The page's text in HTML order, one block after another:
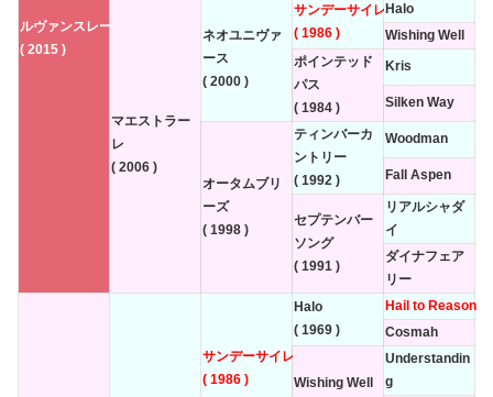
ルヴァンスレーヴ
( 2015 )
マエストラー
レ
( 2006 )
ネオユニヴァ
ース
( 2000 )
サンデーサイレンス
( 1986 )
Halo
Wishing Well
ポインテッド
パス
( 1984 )
Kris
Silken Way
オータムブリ
ーズ
( 1998 )
ティンバーカ
ントリー
( 1992 )
Woodman
Fall Aspen
セプテンバー
ソング
( 1991 )
リアルシャダ
イ
ダイナフェア
リー
サンデーサイレンス
( 1986 )
Halo
( 1969 )
Hail to Reason
Cosmah
Wishing Well
Understandin
g